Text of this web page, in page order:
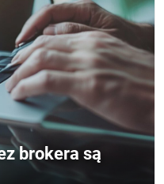
brokera są